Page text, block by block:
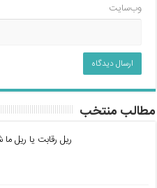
وب‌سایت
مطالب منتخب
ریل رقابت یا ریل